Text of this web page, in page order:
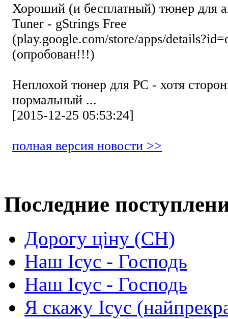
Хороший (и бесплатный) тюнер для
Tuner - gStrings Free
(play.google.com/store/apps/
(опробован!!!)
Неплохой тюнер для РС - хотя
нормальный ...
[2015-12-25 05:53:24]
полная версия новости >>
Последние
Дорогу ціну (СН)
Наш Ісус - Господь
Наш Ісус - Господь
Я скажу Ісус